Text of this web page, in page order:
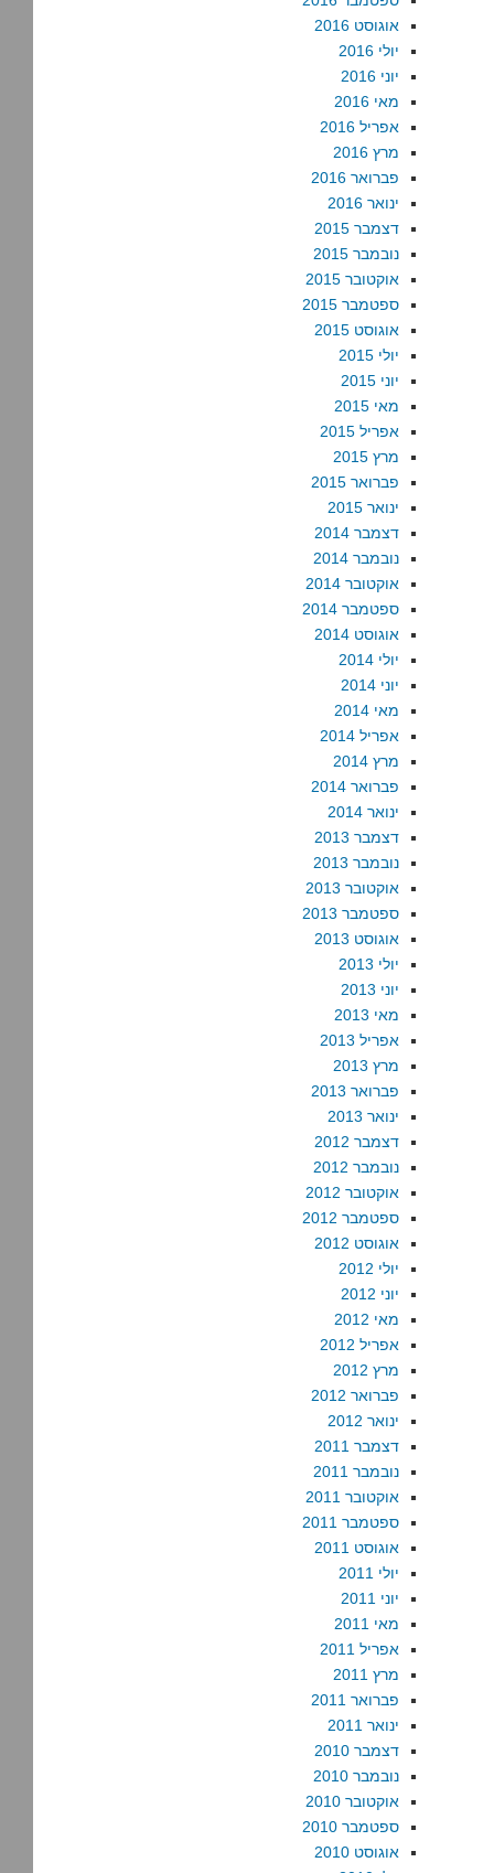
אוגוסט 2016
יולי 2016
יוני 2016
מאי 2016
אפריל 2016
מרץ 2016
פברואר 2016
ינואר 2016
דצמבר 2015
נובמבר 2015
אוקטובר 2015
ספטמבר 2015
אוגוסט 2015
יולי 2015
יוני 2015
מאי 2015
אפריל 2015
מרץ 2015
פברואר 2015
ינואר 2015
דצמבר 2014
נובמבר 2014
אוקטובר 2014
ספטמבר 2014
אוגוסט 2014
יולי 2014
יוני 2014
מאי 2014
אפריל 2014
מרץ 2014
פברואר 2014
ינואר 2014
דצמבר 2013
נובמבר 2013
אוקטובר 2013
ספטמבר 2013
אוגוסט 2013
יולי 2013
יוני 2013
מאי 2013
אפריל 2013
מרץ 2013
פברואר 2013
ינואר 2013
דצמבר 2012
נובמבר 2012
אוקטובר 2012
ספטמבר 2012
אוגוסט 2012
יולי 2012
יוני 2012
מאי 2012
אפריל 2012
מרץ 2012
פברואר 2012
ינואר 2012
דצמבר 2011
נובמבר 2011
אוקטובר 2011
ספטמבר 2011
אוגוסט 2011
יולי 2011
יוני 2011
מאי 2011
אפריל 2011
מרץ 2011
פברואר 2011
ינואר 2011
דצמבר 2010
נובמבר 2010
אוקטובר 2010
ספטמבר 2010
אוגוסט 2010